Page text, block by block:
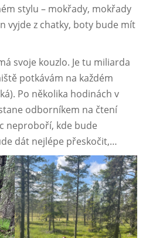
stylu – mokřady, mokřady
vyjde z chatky, boty bude mít
svoje kouzlo. Je tu miliarda
potkávám na každém
Po několika hodinách v
odborníkem na čtení
neproboří, kde bude
dát nejlépe přeskočit,…